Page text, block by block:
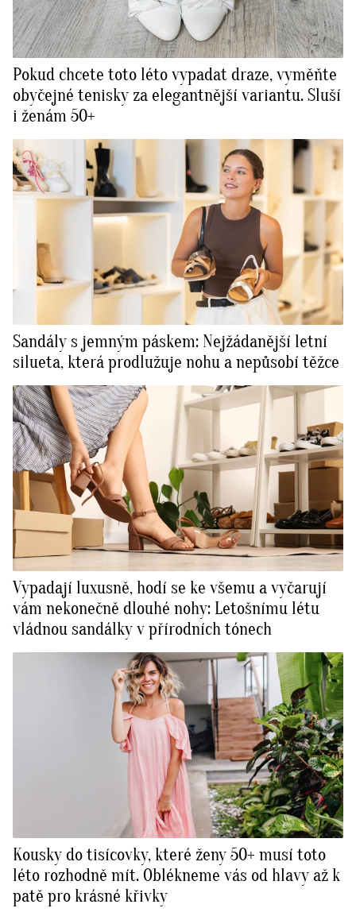
Pokud chcete toto léto vypadat draze, vyměňte
obyčejné tenisky za elegantnější variantu. Sluší
i ženám 50+
Sandály s jemným páskem: Nejžádanější letní
silueta, která prodlužuje nohu a nepůsobí těžce
Vypadají luxusně, hodí se ke všemu a vyčarují
vám nekonečně dlouhé nohy: Letošnímu létu
vládnou sandálky v přírodních tónech
Kousky do tisícovky, které ženy 50+ musí toto
léto rozhodně mít. Oblékneme vás od hlavy až k
patě pro krásné křivky